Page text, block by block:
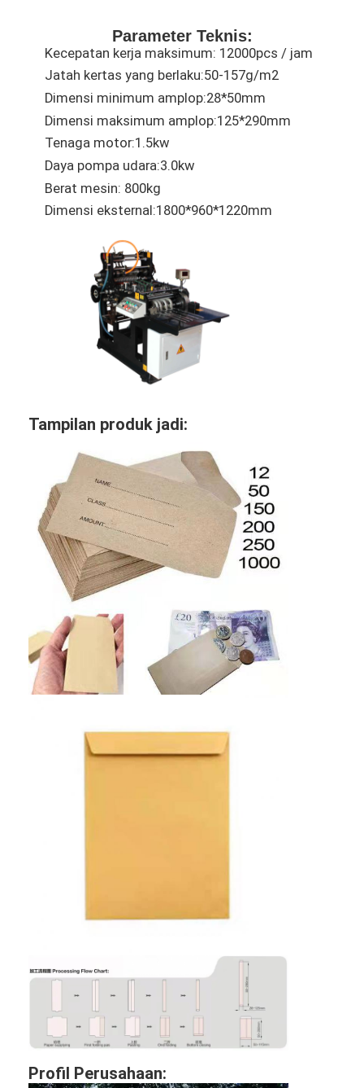
Rumah
Produk
Tentang kami
Memotong baja aturan
Parameter Teknis:
Kecepatan kerja maksimum: 12000pcs / jam
Jatah kertas yang berlaku:50-157g/m2
Dimensi minimum amplop:28*50mm
Dimensi maksimum amplop:125*290mm
Tenaga motor:1.5kw
Daya pompa udara:3.0kw
Berat mesin: 800kg
Dimensi eksternal:1800*960*1220mm
Tampilan produk jadi:
Profil Perusahaan: